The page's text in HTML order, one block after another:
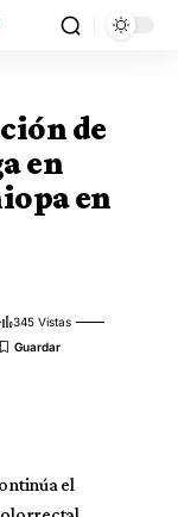
de
en
en
345 Vistas
el